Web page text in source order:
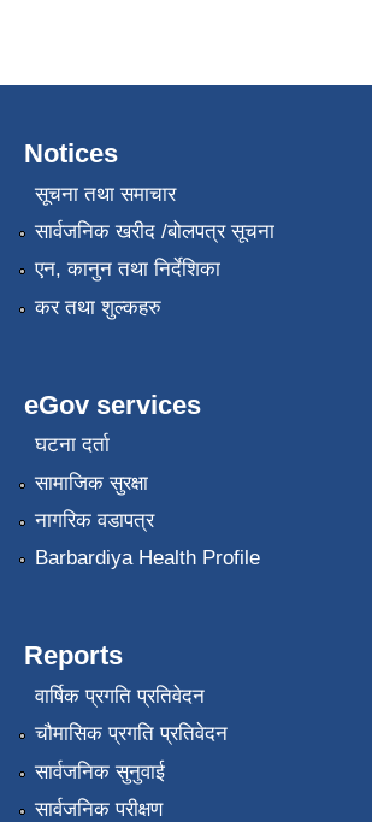
Notices
सूचना तथा समाचार
सार्वजनिक खरीद /बोलपत्र सूचना
एन, कानुन तथा निर्देशिका
कर तथा शुल्कहरु
eGov services
घटना दर्ता
सामाजिक सुरक्षा
नागरिक वडापत्र
Barbardiya Health Profile
Reports
वार्षिक प्रगति प्रतिवेदन
चौमासिक प्रगति प्रतिवेदन
सार्वजनिक सुनुवाई
सार्वजनिक परीक्षण